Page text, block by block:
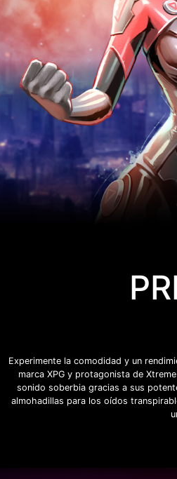
Experimente la comodidad y un
marca XPG y protagonista de
sonido soberbia gracias a sus
almohadillas para los oídos